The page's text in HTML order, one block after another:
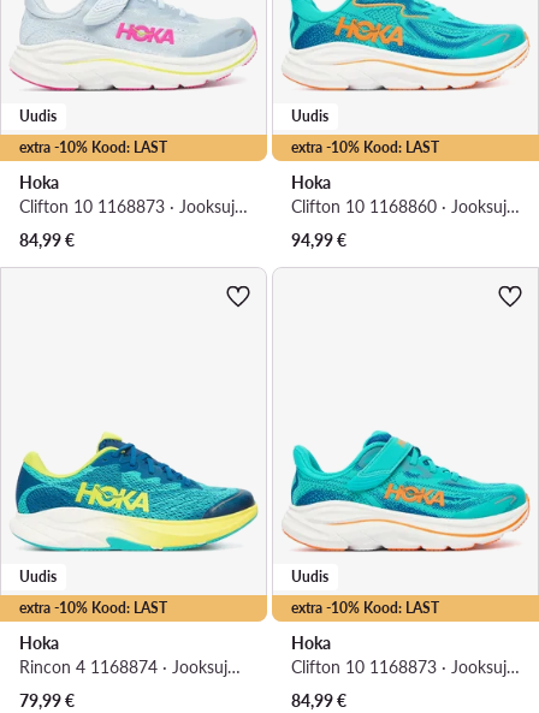
extra -10% Kood: LAST
Uudis
Hoka
Clifton 10 1168873 · Jooksujalatsid
84,99€
extra -10% Kood: LAST
Uudis
Hoka
Clifton 10 1168860 · Jooksujalatsid
94,99€
extra -10% Kood: LAST
Uudis
Hoka
Rincon 4 1168874 · Jooksujalatsid
79,99€
extra -10% Kood: LAST
Uudis
Hoka
Clifton 10 1168873 · Jooksujalatsid
84,99€